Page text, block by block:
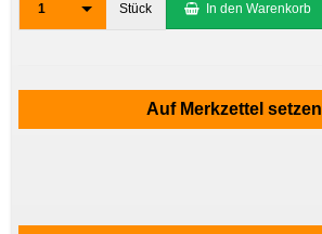
1 Stück In den Warenkorb
Auf Merkzettel setzen